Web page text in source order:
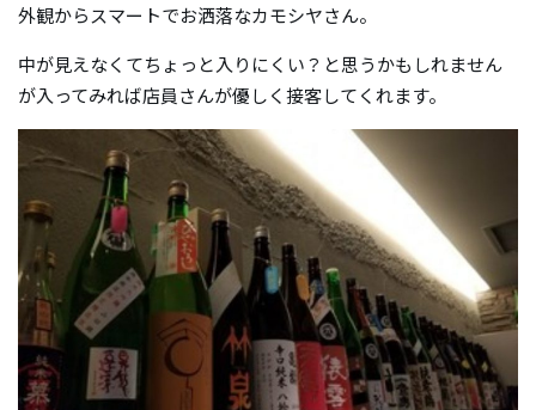
外観からスマートでお洒落なカモシヤさん。
中が見えなくてちょっと入りにくい？と思うかもしれません
が入ってみれば店員さんが優しく接客してくれます。